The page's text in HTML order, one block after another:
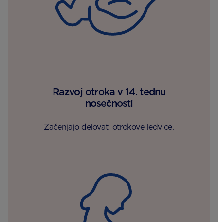
Razvoj otroka v 14. tednu
nosečnosti
Začenjajo delovati otrokove ledvice.